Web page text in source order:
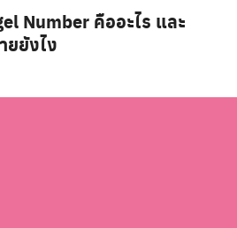
Number คืออะไร และ
ยยังไง